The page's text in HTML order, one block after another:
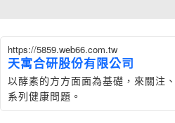
https://5859.web66.com.tw
天寓合研股份有限公司
以酵素的方方面面為基礎，來關注
系列健康問題。